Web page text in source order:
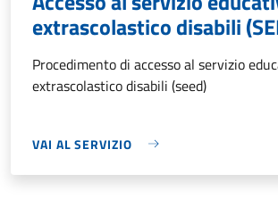
extrascolastico disabili
Procedimento di accesso al servizio
extrascolastico disabili (seed)
VAI AL SERVIZIO